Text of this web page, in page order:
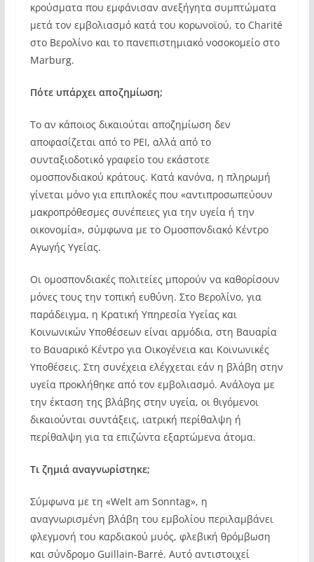
κρούσματα που εμφάνισαν ανεξήγητα συμπτώματα
μετά τον εμβολιασμό κατά του κορωνοϊού, το Charité
στο Βερολίνο και το πανεπιστημιακό νοσοκομείο στο
Marburg.
Πότε υπάρχει αποζημίωση;
Το αν κάποιος δικαιούται αποζημίωση δεν
αποφασίζεται από το PEI, αλλά από το
συνταξιοδοτικό γραφείο του εκάστοτε
ομοσπονδιακού κράτους. Κατά κανόνα, η πληρωμή
γίνεται μόνο για επιπλοκές που «αντιπροσωπεύουν
μακροπρόθεσμες συνέπειες για την υγεία ή την
οικονομία», σύμφωνα με το Ομοσπονδιακό Κέντρο
Αγωγής Υγείας.
Οι ομοσπονδιακές πολιτείες μπορούν να καθορίσουν
μόνες τους την τοπική ευθύνη. Στο Βερολίνο, για
παράδειγμα, η Κρατική Υπηρεσία Υγείας και
Κοινωνικών Υποθέσεων είναι αρμόδια, στη Βαυαρία
το Βαυαρικό Κέντρο για Οικογένεια και Κοινωνικές
Υποθέσεις. Στη συνέχεια ελέγχεται εάν η βλάβη στην
υγεία προκλήθηκε από τον εμβολιασμό. Ανάλογα με
την έκταση της βλάβης στην υγεία, οι θιγόμενοι
δικαιούνται συντάξεις, ιατρική περίθαλψη ή
περίθαλψη για τα επιζώντα εξαρτώμενα άτομα.
Τι ζημιά αναγνωρίστηκε;
Σύμφωνα με τη «Welt am Sonntag», η
αναγνωρισμένη βλάβη του εμβολίου περιλαμβάνει
φλεγμονή του καρδιακού μυός, φλεβική θρόμβωση
και σύνδρομο Guillain-Barré. Αυτό αντιστοιχεί